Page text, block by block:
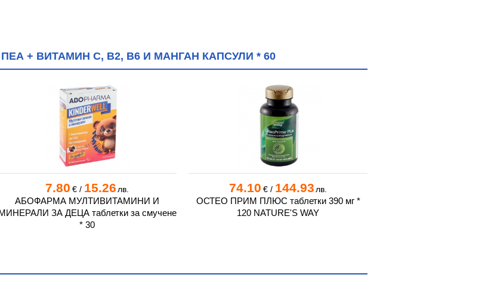
+ ВИТАМИН C, B2, B6 И МАНГАН КАПСУЛИ * 60
7.80 €/ 15.26 лв.
АБОФАРМА МУЛТИВИТАМИНИ И
ЗА ДЕЦА таблетки за смучене
* 30
74.10 €/ 144.93 лв.
ОСТЕО ПРИМ ПЛЮС таблетки 390 мг *
120 NATURE'S WAY